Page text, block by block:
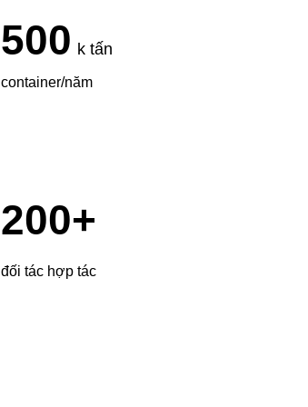
500 k tấn
container/năm
200+
đối tác hợp tác